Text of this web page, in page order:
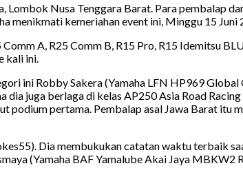
Lombok Nusa Tenggara Barat. Para pembalap
menikmati kemeriahan event ini, Minggu 15 Juni
A, R25 Comm B, R15 Pro, R15 Idemitsu
kali ini.
ini Robby Sakera (Yamaha LFN HP969
dia juga berlaga di kelas AP250 Asia Road
podium pertama. Pembalap asal Jawa Barat itu
Dia membukukan catatan waktu terbaik
(Yamaha BAF Yamalube Akai Jaya MBKW2